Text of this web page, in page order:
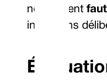
notamment
infractions